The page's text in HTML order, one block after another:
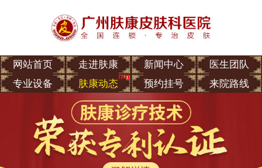
网站首页 走进肤康 新闻中心
医生团队
专业设备
肤康动态 预约挂号 来院路线